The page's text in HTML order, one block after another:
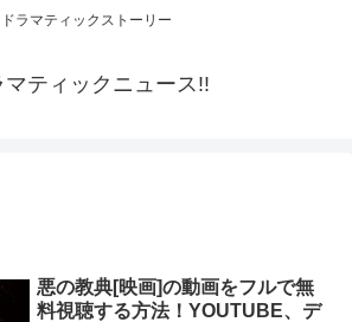
ドラマティックストーリー
マティックニュース!!
悪の教典[映画]の動画をフルで無
料視聴する方法！YOUTUBE、デ